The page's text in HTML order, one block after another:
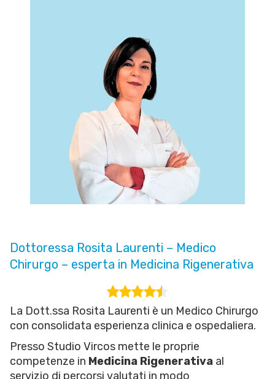
Dottoressa Rosita Laurenti – Medico
Chirurgo – esperta in Medicina Rigenerativa
La Dott.ssa Rosita Laurenti è un Medico Chirurgo
con consolidata esperienza clinica e ospedaliera.
Presso Studio Vircos mette le proprie
competenze in Medicina Rigenerativa al
servizio di percorsi valutati in modo